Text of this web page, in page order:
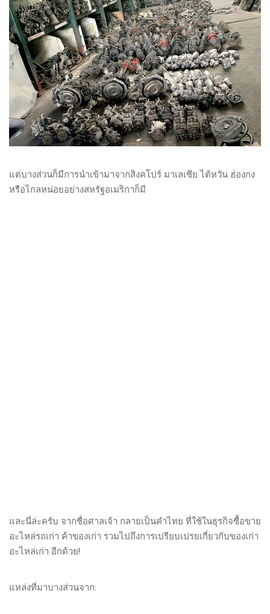
แต่บางส่วนก็มีการนำเข้ามาจากสิงคโปร์ มาเลเซีย ไต้หวัน ฮ่องกง
หรือไกลหน่อยอย่างสหรัฐอเมริกาก็มี
และนี่ล่ะครับ จากชื่อศาลเจ้า กลายเป็นคำไทย ที่ใช้ในธุรกิจซื้อขาย
อะไหล่รถเก่า ค้าของเก่า รวมไปถึงการเปรียบเปรยเกี่ยวกับของเก่า
อะไหล่เก่า อีกด้วย!
แหล่งที่มาบางส่วนจาก: